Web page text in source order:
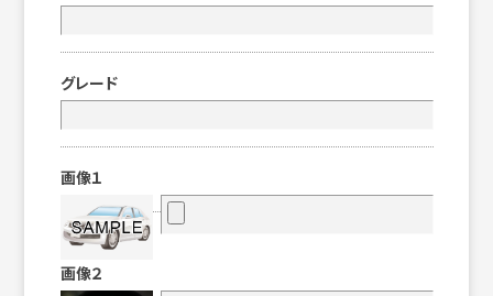
グレード
画像１
画像２